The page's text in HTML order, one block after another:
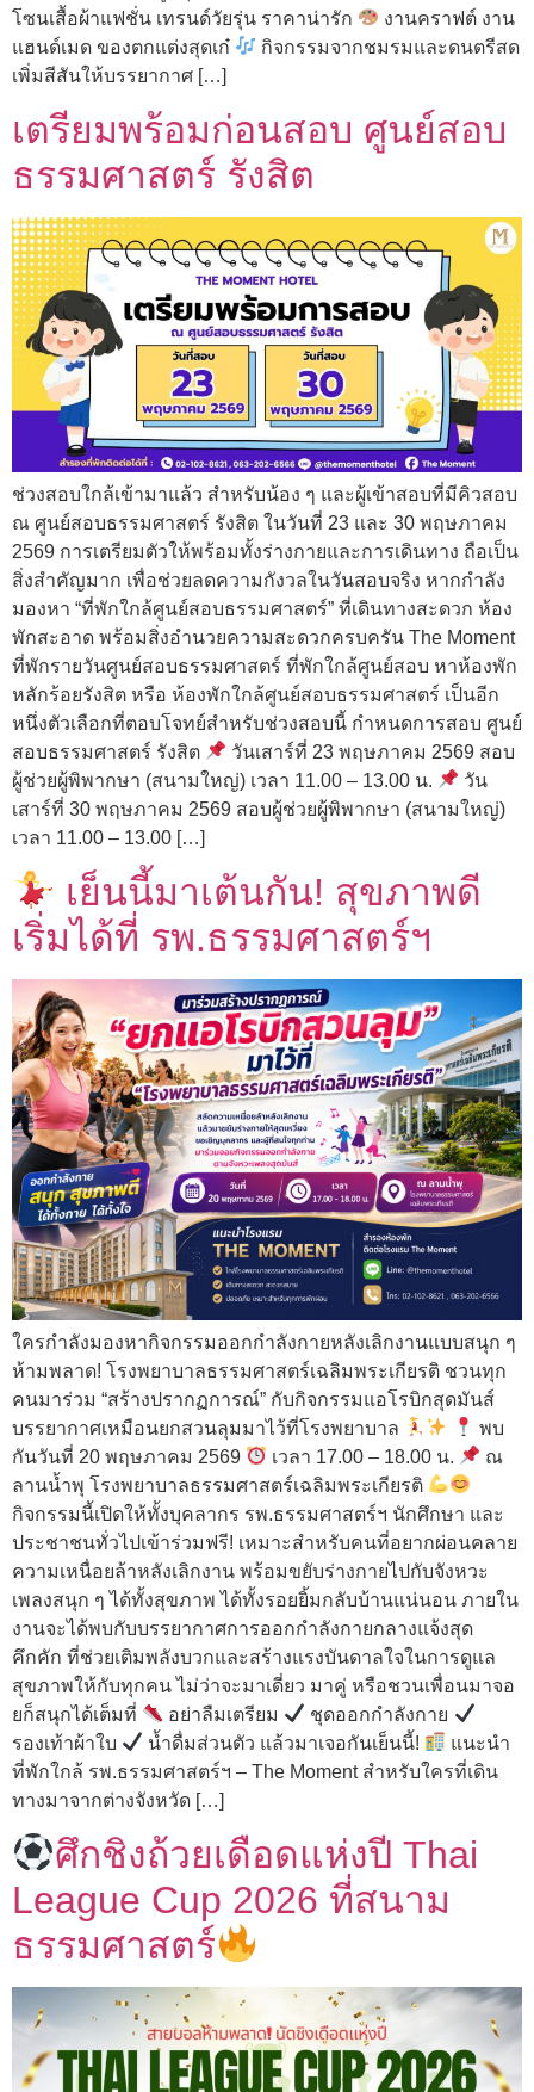
โซนเสื้อผ้าแฟชั่น เทรนด์วัยรุ่น ราคาน่ารัก
งานคราฟต์ งาน
แฮนด์เมด ของตกแต่งสุดเก๋
กิจกรรมจากชมรมและดนตรีสด
เพิ่มสีสันให้บรรยากาศ […]
เตรียมพร้อมก่อนสอบ ศูนย์สอบ
ธรรมศาสตร์ รังสิต
ช่วงสอบใกล้เข้ามาแล้ว สำหรับน้อง ๆ และผู้เข้าสอบที่มีคิวสอบ
ณ ศูนย์สอบธรรมศาสตร์ รังสิต ในวันที่ 23 และ 30 พฤษภาคม
2569 การเตรียมตัวให้พร้อมทั้งร่างกายและการเดินทาง ถือเป็น
สิ่งสำคัญมาก เพื่อช่วยลดความกังวลในวันสอบจริง หากกำลัง
มองหา “ที่พักใกล้ศูนย์สอบธรรมศาสตร์” ที่เดินทางสะดวก ห้อง
พักสะอาด พร้อมสิ่งอำนวยความสะดวกครบครัน The Moment
ที่พักรายวันศูนย์สอบธรรมศาสตร์ ที่พักใกล้ศูนย์สอบ หาห้องพัก
หลักร้อยรังสิต หรือ ห้องพักใกล้ศูนย์สอบธรรมศาสตร์ เป็นอีก
หนึ่งตัวเลือกที่ตอบโจทย์สำหรับช่วงสอบนี้ กำหนดการสอบ ศูนย์
สอบธรรมศาสตร์ รังสิต
วันเสาร์ที่ 23 พฤษภาคม 2569 สอบ
ผู้ช่วยผู้พิพากษา (สนามใหญ่) เวลา 11.00 – 13.00 น.
วัน
เสาร์ที่ 30 พฤษภาคม 2569 สอบผู้ช่วยผู้พิพากษา (สนามใหญ่)
เวลา 11.00 – 13.00 […]
เย็นนี้มาเต้นกัน! สุขภาพดี
เริ่มได้ที่ รพ.ธรรมศาสตร์ฯ
ใครกำลังมองหากิจกรรมออกกำลังกายหลังเลิกงานแบบสนุก ๆ
ห้ามพลาด! โรงพยาบาลธรรมศาสตร์เฉลิมพระเกียรติ ชวนทุก
คนมาร่วม “สร้างปรากฏการณ์” กับกิจกรรมแอโรบิกสุดมันส์
บรรยากาศเหมือนยกสวนลุมมาไว้ที่โรงพยาบาล
พบ
กันวันที่ 20 พฤษภาคม 2569
เวลา 17.00 – 18.00 น.
ณ
ลานน้ำพุ โรงพยาบาลธรรมศาสตร์เฉลิมพระเกียรติ
กิจกรรมนี้เปิดให้ทั้งบุคลากร รพ.ธรรมศาสตร์ฯ นักศึกษา และ
ประชาชนทั่วไปเข้าร่วมฟรี! เหมาะสำหรับคนที่อยากผ่อนคลาย
ความเหนื่อยล้าหลังเลิกงาน พร้อมขยับร่างกายไปกับจังหวะ
เพลงสนุก ๆ ได้ทั้งสุขภาพ ได้ทั้งรอยยิ้มกลับบ้านแน่นอน ภายใน
งานจะได้พบกับบรรยากาศการออกกำลังกายกลางแจ้งสุด
คึกคัก ที่ช่วยเติมพลังบวกและสร้างแรงบันดาลใจในการดูแล
สุขภาพให้กับทุกคน ไม่ว่าจะมาเดี่ยว มาคู่ หรือชวนเพื่อนมาจอ
ยก็สนุกได้เต็มที่
อย่าลืมเตรียม
ชุดออกกำลังกาย
รองเท้าผ้าใบ
น้ำดื่มส่วนตัว แล้วมาเจอกันเย็นนี้!
แนะนำ
ที่พักใกล้ รพ.ธรรมศาสตร์ฯ – The Moment สำหรับใครที่เดิน
ทางมาจากต่างจังหวัด […]
ศึกชิงถ้วยเดือดแห่งปี Thai
League Cup 2026 ที่สนาม
ธรรมศาสตร์